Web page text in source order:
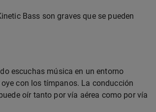
Bass son graves que se pueden
escuchas música en un entorno
con los tímpanos. La conducción
oír tanto por vía aérea como por vía